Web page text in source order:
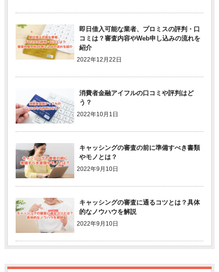
即日借入可能な業者、プロミスの評判・口
コミは？審査内容やWeb申し込みの流れを
紹介
2022年12月22日
消費者金融アイフルの口コミや評判はど
う？
2022年10月1日
キャッシングの審査の前に準備すべき書類
やモノとは？
2022年9月10日
キャッシングの審査に通るコツとは？具体
的なノウハウを解説
2022年9月10日